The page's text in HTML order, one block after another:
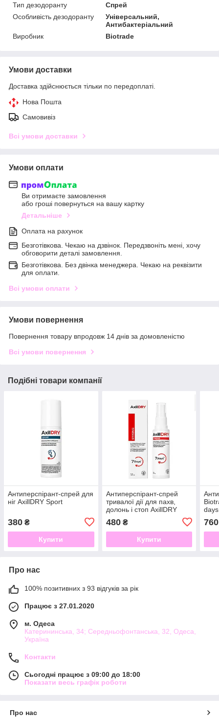
Тип дезодоранту
Спрей
Особливість дезодоранту
Універсальний,
Антибактеріальний
Виробник
Biotrade
Умови доставки
Доставка здійснюється тільки по передоплаті.
Нова Пошта
Самовивіз
Всі умови доставки
Умови оплати
Ви отримаєте замовлення
або гроші повернуться на вашу картку
Детальніше
Оплата на рахунок
Безготівкова. Чекаю на дзвінок. Передзвоніть мені, хочу
обговорити деталі замовлення.
Безготівкова. Без двінка менеджера. Чекаю на реквізити
для оплати.
Всі умови оплати
Умови повернення
Повернення товару впродовж 14 днів за домовленістю
Всі умови повернення
Подібні товари компанії
Антиперспірант-спрей для
ніг AxillDRY Sport
380 ₴
Купити
Антиперспірант-спрей
тривалої дії для пахв,
долонь і стоп AxillDRY
480₴
Купити
days
760
Про нас
100% позитивних з 93 відгуків за рік
Працює з 27.01.2020
м. Одеса
Катерининська, 34; Середньофонтанська, 32, Одеса,
Україна
Контакти
Сьогодні працює з 09:00 до 18:00
Показати весь графік роботи
Про нас